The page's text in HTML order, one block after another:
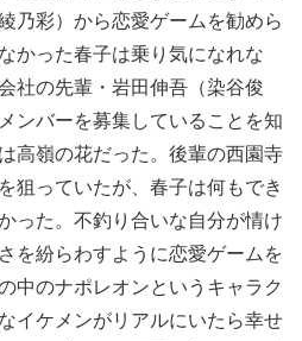
乃彩）から恋愛ゲームを勧めら
かった春子は乗り気になれな
社の先輩・岩田伸吾（染谷俊
ンバーを募集していることを知
高嶺の花だった。後輩の西園寺
狙っていたが、春子は何もでき
った。不釣り合いな自分が情け
を紛らわすように恋愛ゲームを
中のナポレオンというキャラク
イケメンがリアルにいたら幸せ